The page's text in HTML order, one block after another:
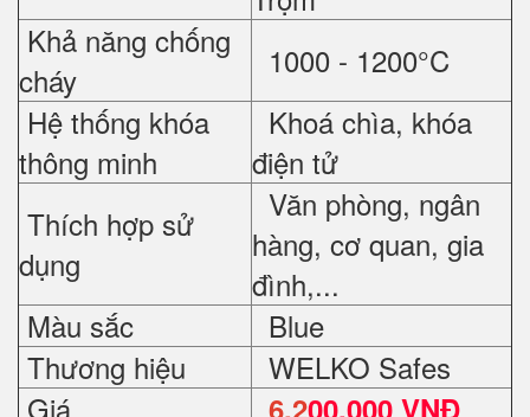
Khả năng chống
cháy
1000 - 1200°C
Hệ thống khóa
thông minh
Khoá chìa, khóa
điện tử
Thích hợp sử
dụng
Văn phòng, ngân
hàng, cơ quan, gia
đình,...
Màu sắc
Blue
Thương hiệu
WELKO Safes
Giá
6.200.000 VNĐ